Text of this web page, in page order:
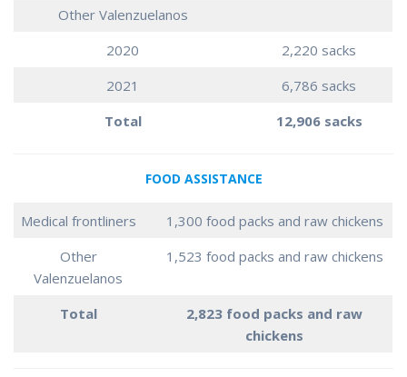
Other Valenzuelanos
2020
2,220 sacks
2021
6,786 sacks
Total
12,906 sacks
FOOD ASSISTANCE
Medical frontliners
1,300 food packs and raw chickens
Other
Valenzuelanos
1,523 food packs and raw chickens
Total
2,823 food packs and raw
chickens